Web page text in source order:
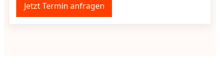
Jetzt Termin anfragen